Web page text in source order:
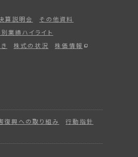
算説明会
その他資料
別業績ハイライト
株式の状況
株価情報
復興への取り組み
行動指針